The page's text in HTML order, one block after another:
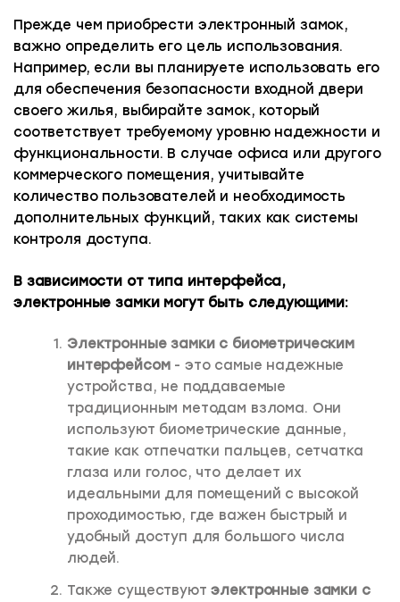
Прежде чем приобрести электронный замок,
важно определить его цель использования.
Например, если вы планируете использовать его
для обеспечения безопасности входной двери
своего жилья, выбирайте замок, который
соответствует требуемому уровню надежности и
функциональности. В случае офиса или другого
коммерческого помещения, учитывайте
количество пользователей и необходимость
дополнительных функций, таких как системы
контроля доступа.
В зависимости от типа интерфейса,
электронные замки могут быть следующими:
Электронные замки с биометрическим
интерфейсом- это самые надежные
устройства, не поддаваемые
традиционным методам взлома. Они
используют биометрические данные,
такие как отпечатки пальцев, сетчатка
глаза или голос, что делает их
идеальными для помещений с высокой
проходимостью, где важен быстрый и
удобный доступ для большого числа
людей.
Также существуютэлектронные замки с